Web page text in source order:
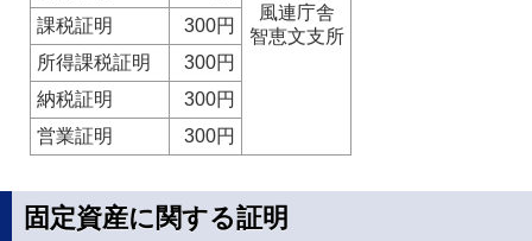
風連庁舎
智恵文支所
課税証明
300円
所得課税証明
300円
納税証明
300円
営業証明
300円
固定資産に関する証明